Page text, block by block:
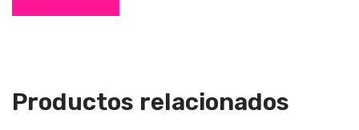
Productos relacionados